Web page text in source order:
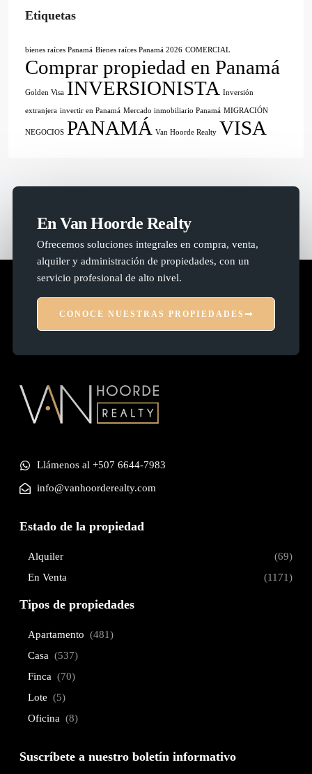
Etiquetas
bienes raíces Panamá Bienes raíces Panamá 2026 COMERCIAL
Comprar propiedad en Panamá
Golden Visa INVERSIONISTA Inversión
extranjera invertir en Panamá Mercado inmobiliario Panamá MIGRACIÓN
NEGOCIOS PANAMÁ Van Hoorde Realty VISA
En Van Hoorde Realty
Ofrecemos soluciones integrales en compra, venta,
alquiler y administración de propiedades, con un
servicio profesional de alto nivel.
CONOCE NUESTRAS PROPIEDADES
Llámenos al +507 6644-7983
info@vanhoorderealty.com
Estado de la propiedad
Alquiler
(69)
En Venta
(1171)
Tipos de propiedades
Apartamento (481)
Casa (537)
Finca (70)
Lote (5)
Oficina (8)
Suscríbete a nuestro boletín informativo